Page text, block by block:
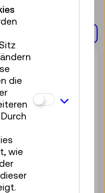
die
wie